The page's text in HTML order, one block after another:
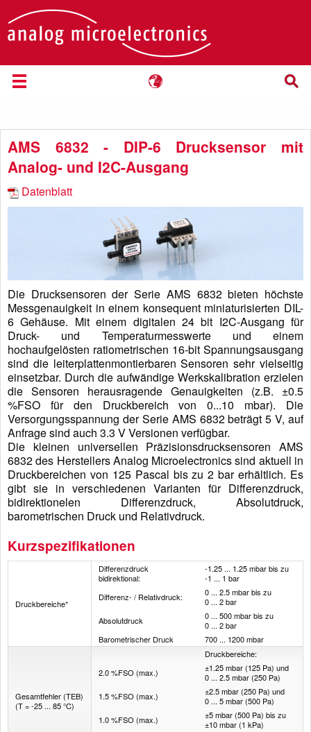
AMS 6832 - DIP-6 Drucksensor mit
Analog- und I2C-Ausgang
Datenblatt
Die Drucksensoren der Serie AMS 6832 bieten höchste
Messgenauigkeit in einem konsequent miniaturisierten DIL-
6 Gehäuse. Mit einem digitalen 24 bit I2C-Ausgang für
Druck- und Temperaturmesswerte und einem
hochaufgelösten ratiometrischen 16-bit Spannungsausgang
sind die leiterplattenmontierbaren Sensoren sehr vielseitig
einsetzbar. Durch die aufwändige Werkskalibration erzielen
die Sensoren herausragende Genauigkeiten (z.B. ±0.5
%FSO für den Druckbereich von 0...10 mbar). Die
Versorgungsspannung der Serie AMS 6832 beträgt 5 V, auf
Anfrage sind auch 3.3 V Versionen verfügbar.
Die kleinen universellen Präzisionsdrucksensoren AMS
6832 des Herstellers Analog Microelectronics sind aktuell in
Druckbereichen von 125 Pascal bis zu 2 bar erhältlich. Es
gibt sie in verschiedenen Varianten für Differenzdruck,
bidirektionelen Differenzdruck, Absolutdruck,
barometrischen Druck und Relativdruck.
Kurzspezifikationen
Druck­bereiche*
Differenzdruck
bidirektional:
-1.25 ... 1.25 mbar bis zu
-1 ... 1 bar
Differenz- / Relativdruck:
0 ... 2.5 mbar bis zu
0 ... 2 bar
Absolutdruck
0 ... 500 mbar bis zu
0 ... 2 bar
Barometrischer Druck
700 ... 1200 mbar
Gesamt­fehler (TEB)
(T = -25 ... 85 °C)
Druckbereiche:
2.0 %FSO (max.)
±1.25 mbar (125 Pa) und
0 ... 2.5 mbar (250 Pa)
1.5 %FSO (max.)
±2.5 mbar (250 Pa) und
0 ... 5 mbar (500 Pa)
1.0 %FSO (max.)
±5 mbar (500 Pa) bis zu
±10 mbar (1 kPa)